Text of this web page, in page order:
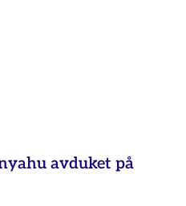
avduket på